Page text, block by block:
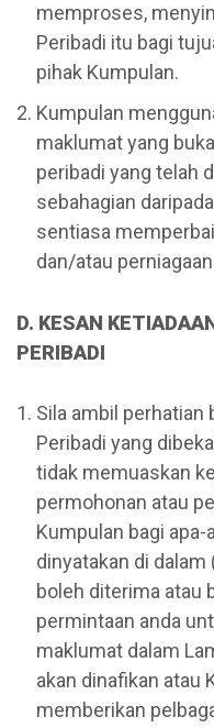
memproses,
Peribadi itu bagi
pihak Kumpulan.
Kumpulan
maklumat yang
peribadi yang telah
sebahagian
sentiasa
dan/atau
D. KESAN
PERIBADI
Sila ambil perhatian
Peribadi yang
tidak memuaskan
permohonan atau
Kumpulan bagi
dinyatakan di
boleh diterima atau
permintaan anda
maklumat dalam
akan dinafikan atau
memberikan